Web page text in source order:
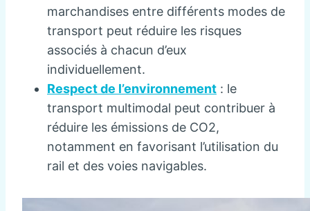
marchandises entre différents modes de
transport peut réduire les risques
associés à chacun d’eux
individuellement.
Respect de l’environnement : le
transport multimodal peut contribuer à
réduire les émissions de CO2,
notamment en favorisant l’utilisation du
rail et des voies navigables.